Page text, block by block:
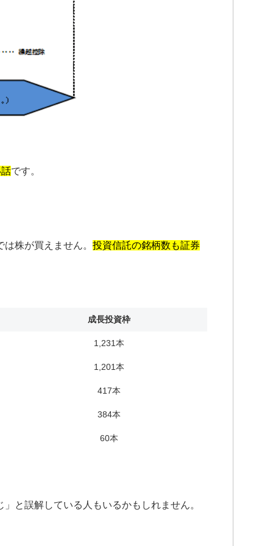
です。
株が買えません。 投資信託の銘柄数も証券
成長投資枠
1,231本
1,201本
417本
384本
60本
と誤解している人もいるかもしれません。